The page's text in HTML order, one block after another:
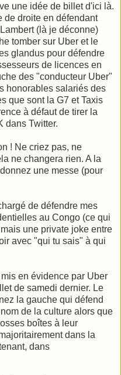
une idée de billet d'ici là.
de droite en défendant
(là je déconne)
tomber sur Uber et le
glandus pour défendre
de licences en
des "conducteur Uber"
honorables salariés des
que sont la G7 et Taxis
à défaut de tirer la
dans Twitter.
! Ne criez pas, ne
ne changera rien. A la
une messe (pour
de défendre mes
au Congo (ce qui
une private joke entre
avec "qui tu sais" à qui
en évidence par Uber
de samedi dernier. Le
la gauche qui défend
de la culture alors que
boîtes à leur
dans la
dans